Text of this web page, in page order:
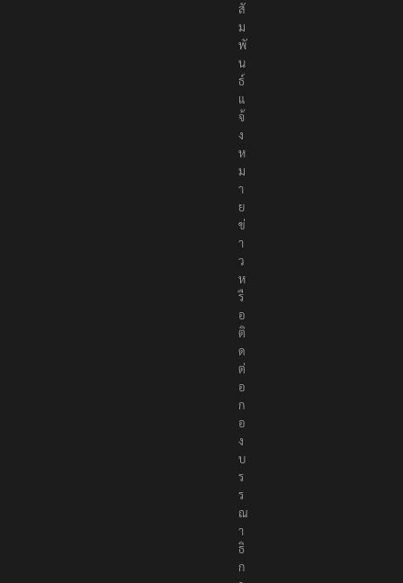
สั
ม
พั
น
ธ์
แ
จ้
ง
ห
ม
า
ย
ข่
า
ว
ห
รื
อ
ติ
ด
ต่
อ
ก
อ
ง
บ
ร
ร
ณ
า
ธิ
ก